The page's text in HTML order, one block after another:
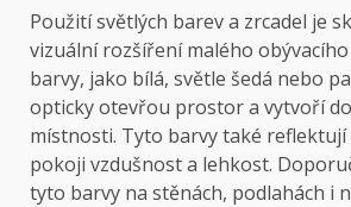
Použití světlých barev a zrcadel je
vizuální rozšíření malého
barvy, jako bílá, světle šedá nebo
opticky otevřou prostor a vytvoří
místnosti. Tyto barvy také reflektují
pokoji vzdušnost a lehkost.
tyto barvy na stěnách, podlahách i